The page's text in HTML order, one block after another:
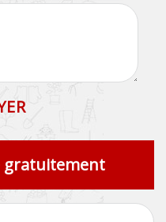
gratuitement